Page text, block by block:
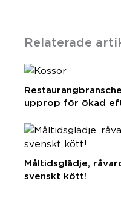
Relaterade
upprop för ökad
Måltidsglädje,
svenskt kött!